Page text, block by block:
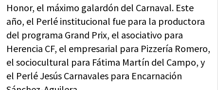
Honor, el máximo galardón del Carnaval. Este
año, el Perlé institucional fue para la productora
del programa Grand Prix, el asociativo para
Herencia CF, el empresarial para Pizzería Romero,
el sociocultural para Fátima Martín del Campo, y
el Perlé Jesús Carnavales para Encarnación